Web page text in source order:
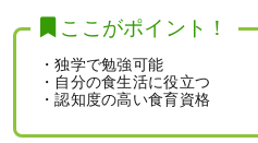
ここがポイント！
・独学で勉強可能
・自分の食生活に役立つ
・認知度の高い食育資格